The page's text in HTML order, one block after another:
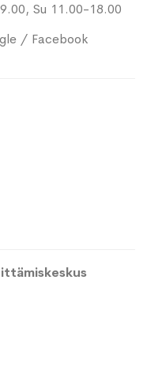
Su 11.00-18.00
/ Facebook